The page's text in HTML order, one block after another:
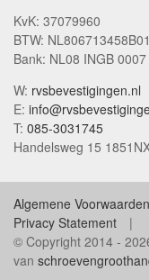
KvK: 37079960
BTW: NL806713458B01
Bank: NL08 INGB
W: rvsbevestigingen.nl
E:
T: 085-3031745
Handelsweg 15
Algemene Voorwaarden
Privacy Statement
© Copyright 2014 -
van